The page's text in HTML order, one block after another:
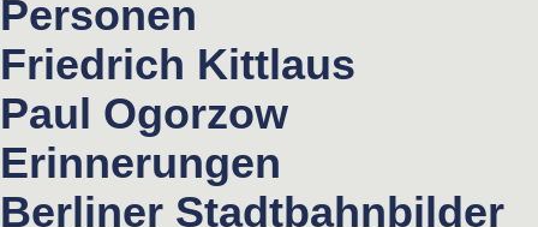
Personen
Friedrich Kittlaus
Paul Ogorzow
Erinnerungen
Berliner Stadtbahnbilder